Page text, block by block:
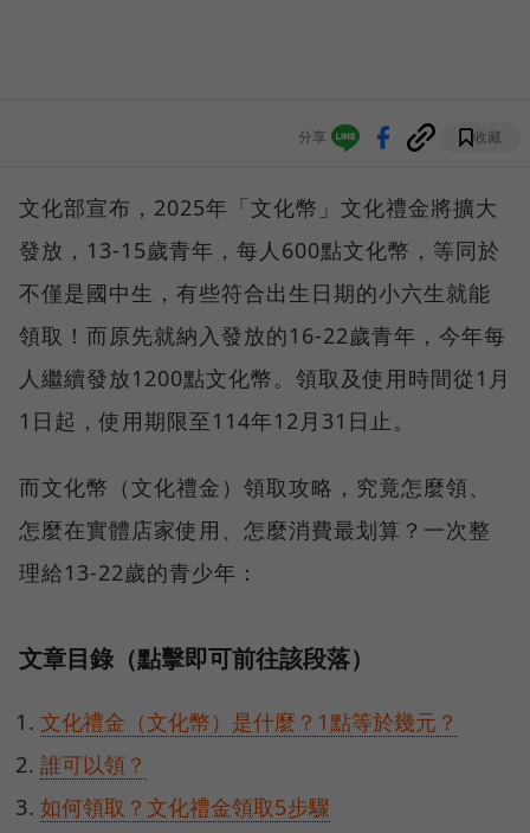
分享 收藏
文化部宣布，2025年「文化幣」文化禮金將擴大
發放，13-15歲青年，每人600點文化幣，等同於
不僅是國中生，有些符合出生日期的小六生就能
領取！而原先就納入發放的16-22歲青年，今年每
人繼續發放1200點文化幣。領取及使用時間從1月
1日起，使用期限至114年12月31日止。
而文化幣（文化禮金）領取攻略，究竟怎麼領、
怎麼在實體店家使用、怎麼消費最划算？一次整
理給13-22歲的青少年：
文章目錄（點擊即可前往該段落）
文化禮金（文化幣）是什麼？1點等於幾元？
誰可以領？
如何領取？文化禮金領取5步驟